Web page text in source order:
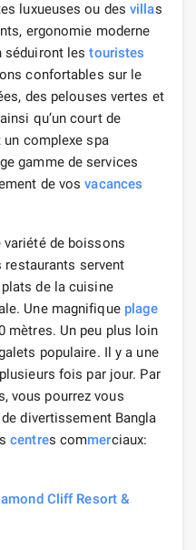
luxueuses ou desvillas
ergonomie moderne
séduiront lestouristes
confortables sur le
des pelouses vertes et
qu’un court de
complexe spa
gamme de services
de vosvacances
variété de boissons
restaurants servent
de la cuisine
Une magnifique plage
mètres. Un peu plus loin
populaire. Il y a une
fois par jour. Par
vous pourrez vous
divertissement Bangla
centres commerciaux:
Cliff Resort &